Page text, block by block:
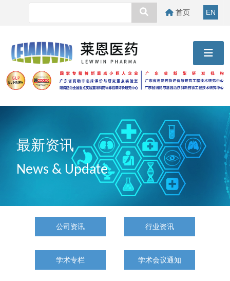
首页 EN
最新资讯
News & Update
公司资讯 行业资讯
学术专栏 学术会议通知